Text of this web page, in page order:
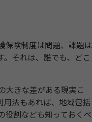
保険制度は問題、課題は
それは、誰でも、どこ
大きな差がある現実こ
用法もあれば、地域包括
役割なども知っておくべ